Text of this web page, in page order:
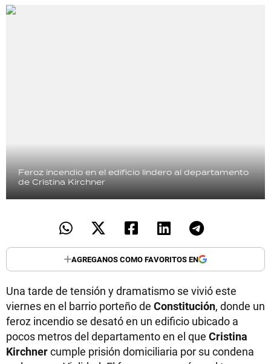
Feroz incendio en el edificio lindero al departamento
de Cristina Kirchner
AGREGANOS COMO FAVORITOS EN
Una tarde de tensión y dramatismo se vivió este
viernes en el barrio porteño de Constitución, donde un
feroz incendio se desató en un edificio ubicado a
pocos metros del departamento en el que Cristina
Kirchnercumple prisión domiciliaria por su condena